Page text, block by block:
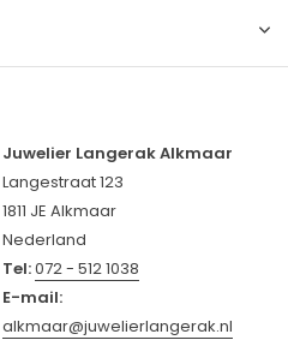
Juwelier Langerak Alkmaar
Langestraat 123
1811 JE Alkmaar
Nederland
Tel:072 - 512 1038
E-mail:
alkmaar@juwelierlangerak.nl